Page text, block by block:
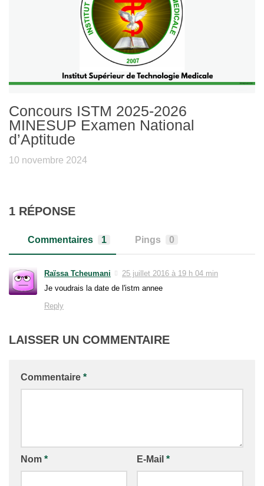
Concours ISTM 2025-2026
MINESUP Examen National
d’Aptitude
10 novembre 2024
1 RÉPONSE
Commentaires 1 Pings 0
Raïssa Tcheumani
25 juillet 2016 à 19 h 04 min
Je voudrais la date de l'istm annee
Reply
LAISSER UN COMMENTAIRE
Commentaire *
Nom * E-Mail *